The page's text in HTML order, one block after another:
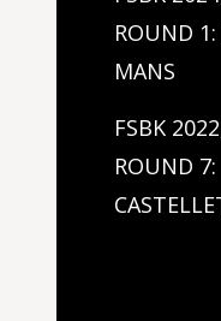
ROUND 1:
MANS
FSBK
ROUND 7: